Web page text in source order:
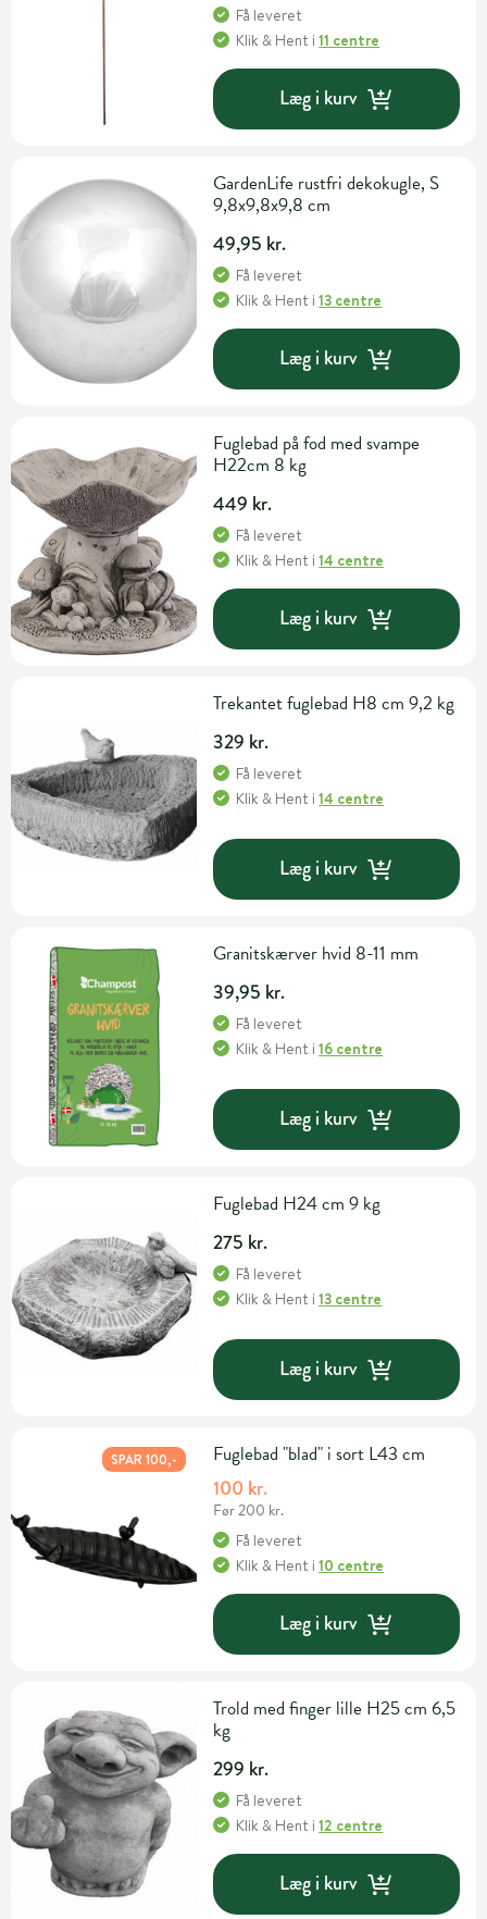
Få leveret
Klik & Hent i11 centre
Læg i kurv
GardenLife rustfri dekokugle, S
9,8x9,8x9,8 cm
49,95 kr.
Få leveret
Klik & Hent i13 centre
Læg i kurv
Fuglebad på fod med svampe
H22cm 8 kg
449 kr.
Få leveret
Klik & Hent i14 centre
Læg i kurv
Trekantet fuglebad H8 cm 9,2 kg
329 kr.
Få leveret
Klik & Hent i14 centre
Læg i kurv
Granitskærver hvid 8-11 mm
39,95 kr.
Få leveret
Klik & Hent i16 centre
Læg i kurv
Fuglebad H24 cm 9 kg
275 kr.
Få leveret
Klik & Hent i13 centre
Læg i kurv
SPAR 100,- Fuglebad "blad" i sort L43 cm
100 kr.
Før 200 kr.
Få leveret
Klik & Hent i10 centre
Læg i kurv
Trold med finger lille H25 cm 6,5
kg
299 kr.
Få leveret
Klik & Hent i12 centre
Læg i kurv